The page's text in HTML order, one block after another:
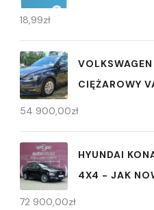
18,99zł
CIĘŻAROWY
54 900,00zł
HYUNDAI
4X4 - JAK
72 900,00zł